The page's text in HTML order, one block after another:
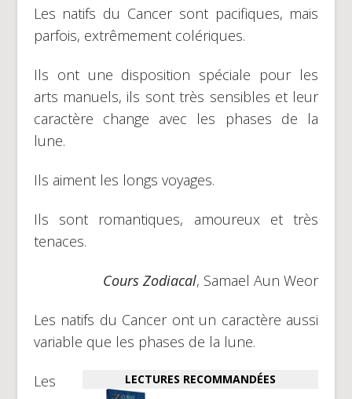
Les natifs du Cancer sont pacifiques, mais
parfois, extrêmement colériques.
Ils ont une disposition spéciale pour les
arts manuels, ils sont très sensibles et leur
caractère change avec les phases de la
lune.
Ils aiment les longs voyages.
Ils sont romantiques, amoureux et très
tenaces.
Cours Zodiacal, Samael Aun Weor
Les natifs du Cancer ont un caractère aussi
variable que les phases de la lune.
LECTURES RECOMMANDÉES
Les